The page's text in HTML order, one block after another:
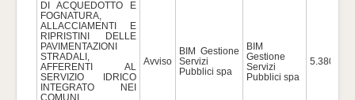
DI ACQUEDOTTO E
FOGNATURA,
ALLACCIAMENTI E
RIPRISTINI DELLE
PAVIMENTAZIONI
STRADALI,
AFFERENTI AL
SERVIZIO IDRICO
INTEGRATO NEI
COMUNI
Avviso
BIM Gestione
Servizi
Pubblici spa
BIM
Gestione
Servizi
Pubblici spa